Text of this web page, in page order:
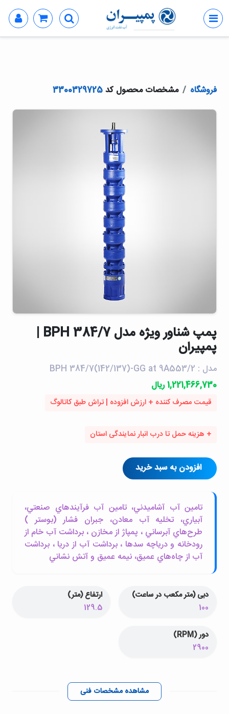
فروشگاه مشخصات محصول کد3300329725
پمپ شناور ويژه مدل BPH 384/7 |
پمپیران
مدل : BPH 384/7(142/137)-GG at 9A553/2
1,221,466,730 ریال
قیمت مصرف کننده + ارزش افزوده | تراش طبق کاتالوگ
+ هزینه حمل تا درب انبار نمایندگی استان
افزودن به سبد خرید
تامين آب آشاميدني، تامين آب فرآيندهاي صنعتي،
آبياري، تخليه آب معادن، جبران فشار (بوستر )
طرح‌هاي آبرساني ، پمپاژ از مخازن ، برداشت آب خام از
رودخانه و درياچه سدها ، برداشت آب از دريا ، برداشت
آب از چاه‌هاي عميق، نيمه عميق و آتش نشاني
دبی (متر مکعب در ساعت)
100
ارتفاع (متر)
129.5
دور (RPM)
2900
مشاهده مشخصات فنی